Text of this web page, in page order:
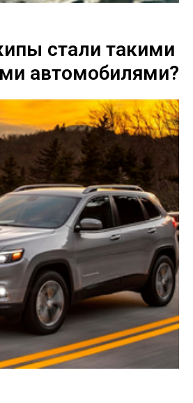
стали такими
автомобилями?